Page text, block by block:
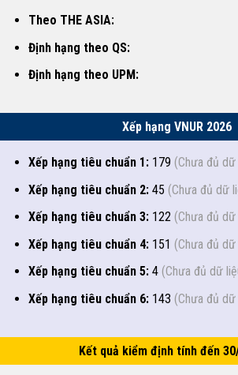
Theo THE ASIA:
Định hạng theo QS:
Định hạng theo UPM:
Xếp hạng VNUR 2026
Xếp hạng tiêu chuẩn 1:179 (Chưa đủ dữ
Xếp hạng tiêu chuẩn 2:45 (Chưa đủ dữ
Xếp hạng tiêu chuẩn 3:122 (Chưa đủ dữ
Xếp hạng tiêu chuẩn 4:151 (Chưa đủ dữ
Xếp hạng tiêu chuẩn 5:4 (Chưa đủ dữ
Xếp hạng tiêu chuẩn 6:143 (Chưa đủ dữ
Kết quả kiểm định tính đến